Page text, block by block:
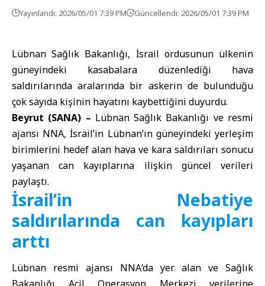
Yayınlandı: 2026/05/01 7:39 PM Güncellendi: 2026/05/01 7:39 PM
Lübnan Sağlık Bakanlığı, İsrail ordusunun ülkenin
güneyindeki kasabalara düzenlediği hava
saldırılarında aralarında bir askerin de bulunduğu
çok sayıda kişinin hayatını kaybettiğini duyurdu.
Beyrut (SANA) – Lübnan Sağlık Bakanlığı ve resmi
ajansı NNA, İsrail’in Lübnan’ın güneyindeki yerleşim
birimlerini hedef alan hava ve kara saldırıları sonucu
yaşanan can kayıplarına ilişkin güncel verileri
paylaştı.
İsrail’in Nebatiye
saldırılarında can kayıpları
arttı
Lübnan resmi ajansı NNA‘da yer alan ve Sağlık